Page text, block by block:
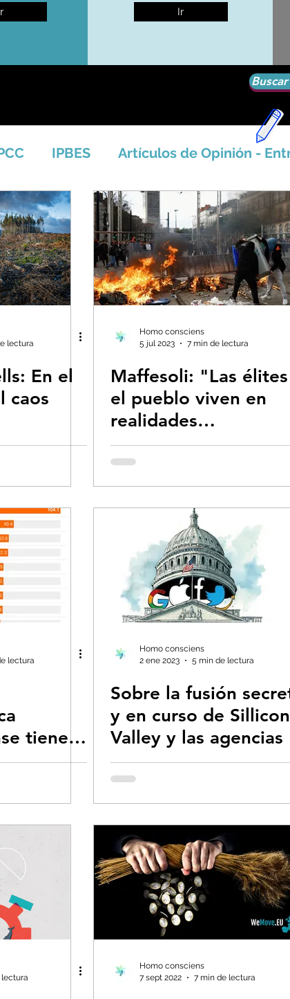
Ir
IPBES Artículos de Opinión -
Seguridad Alimentaria-Agua-
- Bosq Artico - Antártida -
- CO2 Capitalismo -Neoliberalismo
Consumismo Contaminadores:
global-Colapso -Covid
de la Tierra Ecoansiedad -
renovables Eventos extremos e
Geoingeniería George Monbiot en
lectura
En el
caos
Homo consciens
5 jul 2023
7 min de lectura
Maffesoli: "Las
el pueblo viven en
realidades
impermeables"
lectura
tiene
per
del
Homo consciens
2 ene 2023
5 min de lectura
Sobre la fusión
y en curso de Sillicon
Valley y las agencias
inteligencia de EEUU
Homo consciens
7 sept 2022
7 min de lectura